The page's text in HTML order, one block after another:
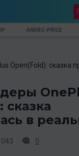
ANDRO-PRICE
Open(Fold): сказка
сказка
в
0